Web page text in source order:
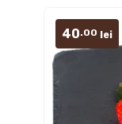
40.00 lei